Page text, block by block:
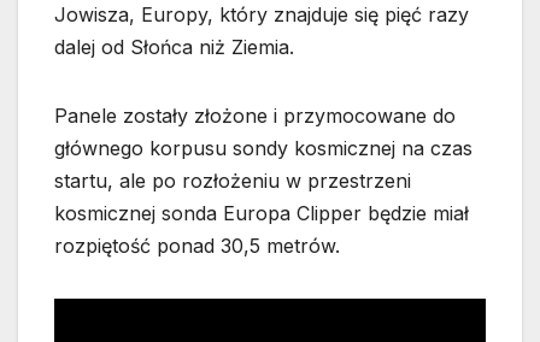
Jowisza, Europy, który znajduje się pięć razy
dalej od Słońca niż Ziemia.
Panele zostały złożone i przymocowane do
głównego korpusu sondy kosmicznej na czas
startu, ale po rozłożeniu w przestrzeni
kosmicznej sonda Europa Clipper będzie miał
rozpiętość ponad 30,5 metrów.